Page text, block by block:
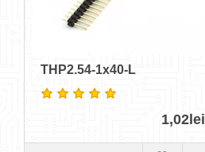
THP2.54-1x40-L
1,02lei